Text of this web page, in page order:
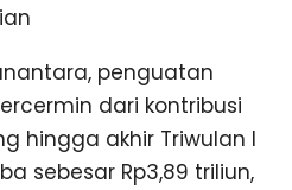
penguatan
dari kontribusi
hingga akhir Triwulan I
sebesar Rp3,89 triliun,